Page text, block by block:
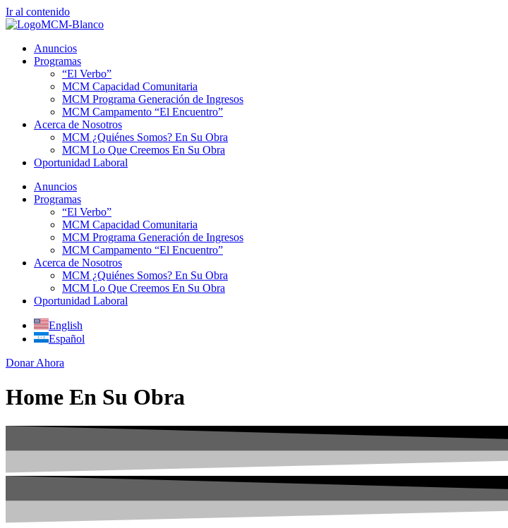
Ir al contenido
Anuncios
Programas
“El Verbo”
MCM Capacidad Comunitaria
MCM Programa Generación de Ingresos
MCM Campamento “El Encuentro”
Acerca de Nosotros
MCM ¿Quiénes Somos? En Su Obra
MCM Lo Que Creemos En Su Obra
Oportunidad Laboral
Anuncios
Programas
“El Verbo”
MCM Capacidad Comunitaria
MCM Programa Generación de Ingresos
MCM Campamento “El Encuentro”
Acerca de Nosotros
MCM ¿Quiénes Somos? En Su Obra
MCM Lo Que Creemos En Su Obra
Oportunidad Laboral
English
Español
Donar Ahora
Home En Su Obra